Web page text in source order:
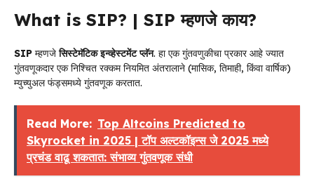
What is SIP? | SIP म्हणजे काय?
SIP म्हणजेसिस्टेमॅटिक इन्व्हेस्टमेंट प्लॅन. हा एक गुंतवणुकीचा प्रकार आहे ज्यात
गुंतवणूकदार एक निश्चित रक्कम नियमित अंतरालाने (मासिक, तिमाही, किंवा वार्षिक)
म्युच्युअल फंड्समध्ये गुंतवणूक करतात.
Read More: Top Altcoins Predicted to
Skyrocket in 2025 | टॉप अल्टकॉइन्स जे 2025 मध्ये
प्रचंड वाढू शकतात: संभाव्य गुंतवणूक संधी